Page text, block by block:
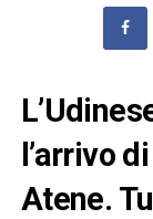
l’arrivo
Atene.